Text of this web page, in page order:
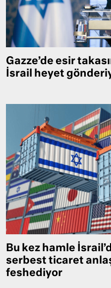
Gazze’de esir
İsrail heyet
Bu kez hamle
serbest ticaret
feshediyor